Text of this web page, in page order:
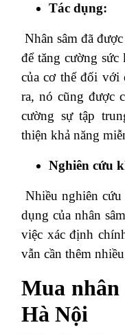
Tác dụng:
Nhân sâm đã
để tăng cường sức
của cơ thể đối với
ra, nó cũng được
cường sự tập
thiện khả năng
Nghiên cứu
Nhiều nghiên
dụng của nhân
việc xác định
vẫn cần thêm
Mua
Hà Nội